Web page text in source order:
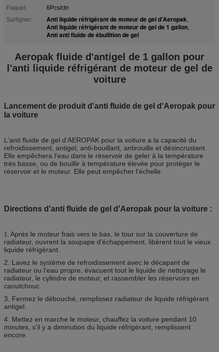
Paquet:
6Pcs/ctn
Surligner:
Anti liquide réfrigérant de moteur de gel d'Aeropak,
Anti liquide réfrigérant de moteur de gel de 1 gallon,
Anti anti fluide de ébullition de gel
Aeropak fluide d'antigel de 1 gallon pour
l'anti liquide réfrigérant de moteur de gel de
voiture
Lancement de produit d'anti fluide de gel d'Aeropak pour
la voiture
L'anti fluide de gel d'AEROPAK pour la voiture a la capacité du
refroidissement, antigel, anti-bouillant, antirouille et désincrustant.
Elle empêchera l'eau dans le réservoir de geler à la température
très basse, ou de bouillir à température élevée pour protéger le
réservoir et le moteur. Elle peut empêcher l'échelle.
Directions d'anti fluide de gel d'Aeropak pour la voiture :
1. Après le moteur frais vers le bas, le tour sur la couverture de
radiateur, ouvrent la soupape d'échappement, libèrent tout le vieux
liquide réfrigérant.
2. Lavez le système de refroidissement avec le décapant de
radiateur ou l'eau propre, évacuent tout le liquide de nettoyage le
radiateur, le cylindre de moteur, et rassembler les réservoirs en
caoutchouc.
3. Fermez le débouché, remplissez radiateur de liquide réfrigérant
antigel.
4. Mettez en marche le moteur, chauffez la voiture pendant 10
minutes, s'il y a diminution du liquide réfrigérant, remplissent
encore.